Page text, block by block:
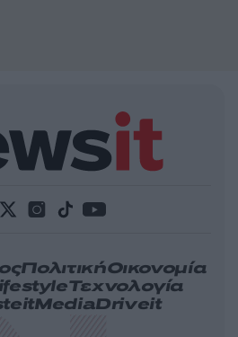
ΠολιτικήΟικονομία
Τεχνολογία
MediaDriveit